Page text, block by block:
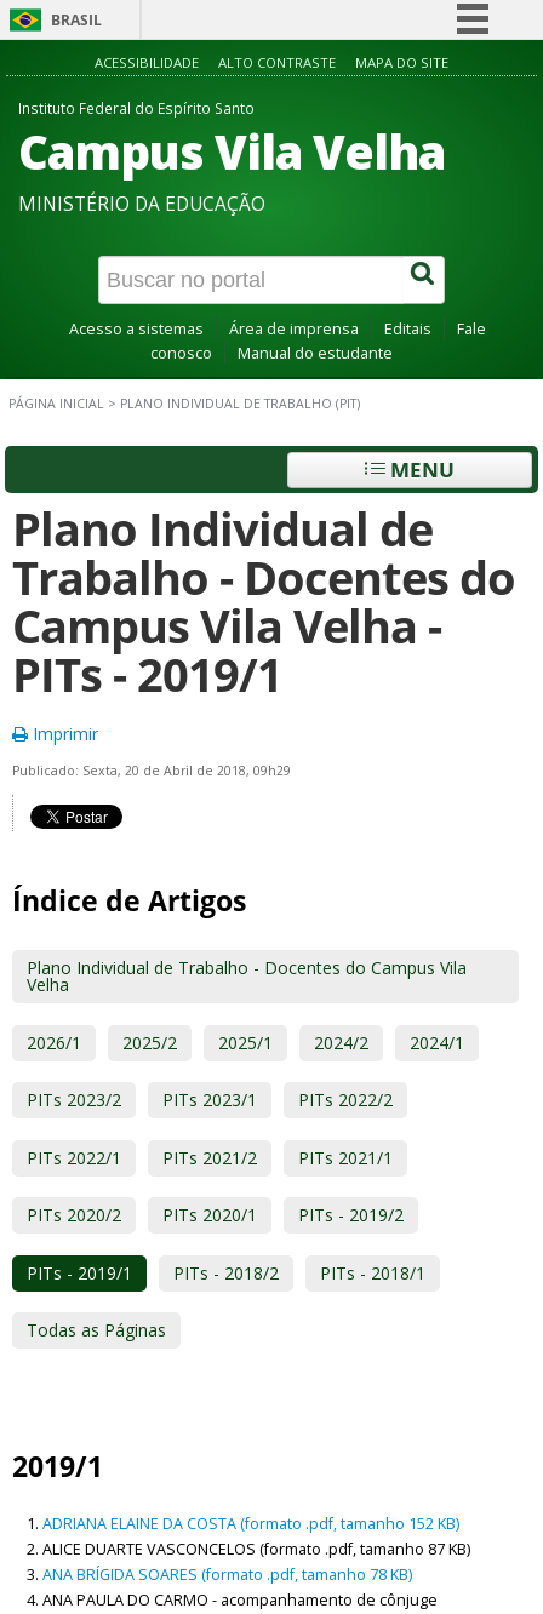
BRASIL
Simplifique!
Participe
Acesso à informação
Canais
ACESSIBILIDADE ALTO CONTRASTE MAPA DO SITE
Instituto Federal do Espírito Santo
Campus Vila Velha
MINISTÉRIO DA EDUCAÇÃO
Acesso a sistemas Área de imprensa Editais
Fale
conosco
Manual do estudante
PÁGINA INICIAL > PLANO INDIVIDUAL DE TRABALHO (PIT)
MENU
Plano Individual de
Trabalho - Docentes do
Campus Vila Velha -
PITs - 2019/1
Imprimir
Publicado: Sexta, 20 de Abril de 2018, 09h29
Índice de Artigos
Plano Individual de Trabalho - Docentes do Campus Vila
Velha
2026/1 2025/2 2025/1 2024/2 2024/1
PITs 2023/2 PITs 2023/1 PITs 2022/2
PITs 2022/1 PITs 2021/2 PITs 2021/1
PITs 2020/2 PITs 2020/1 PITs - 2019/2
PITs - 2019/1 PITs - 2018/2 PITs - 2018/1
Todas as Páginas
2019/1
ADRIANA ELAINE DA COSTA (formato .pdf, tamanho 152 KB)
ALICE DUARTE VASCONCELOS (formato .pdf, tamanho 87 KB)
ANA BRÍGIDA SOARES (formato .pdf, tamanho 78 KB)
ANA PAULA DO CARMO - acompanhamento de cônjuge